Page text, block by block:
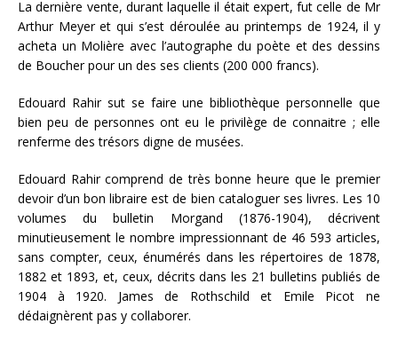
La dernière vente, durant laquelle il était expert, fut celle de Mr
Arthur Meyer et qui s’est déroulée au printemps de 1924, il y
acheta un Molière avec l’autographe du poète et des dessins
de Boucher pour un des ses clients (200 000 francs).
Edouard Rahir sut se faire une bibliothèque personnelle que
bien peu de personnes ont eu le privilège de connaitre ; elle
renferme des trésors digne de musées.
Edouard Rahir comprend de très bonne heure que le premier
devoir d’un bon libraire est de bien cataloguer ses livres. Les 10
volumes du bulletin Morgand (1876-1904), décrivent
minutieusement le nombre impressionnant de 46 593 articles,
sans compter, ceux, énumérés dans les répertoires de 1878,
1882 et 1893, et, ceux, décrits dans les 21 bulletins publiés de
1904 à 1920. James de Rothschild et Emile Picot ne
dédaignèrent pas y collaborer.